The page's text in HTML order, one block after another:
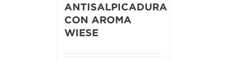
ANTISALPICADURA
CON AROMA
WIESE